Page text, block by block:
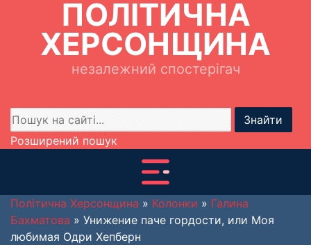
ПОЛІТИЧНА
ХЕРСОНЩИНА
незалежний спостерігач
Знайти
Розширений пошук
Політична Херсонщина » Колонки » Галина
Бахматова » Унижение паче гордости, или Моя
любимая Одри Хепберн